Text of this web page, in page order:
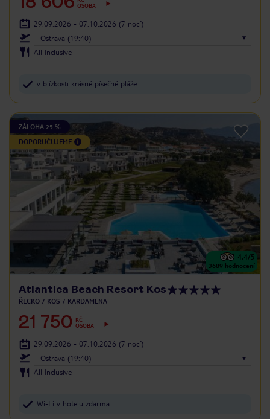
OSOBA
29.09.2026 - 07.10.2026 (7 nocí)
Ostrava (19:40)
All Inclusive
v blízkosti krásné písečné pláže
ZÁLOHA 25 %
DOPORUČUJEME
4.4/5
3689 hodnocení
Atlantica Beach Resort Kos
ŘECKO KOS KARDAMENA
21 750
KČ
OSOBA
29.09.2026 - 07.10.2026 (7 nocí)
Ostrava (19:40)
All Inclusive
Wi-Fi v hotelu zdarma